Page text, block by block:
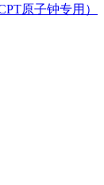
原子钟专用）